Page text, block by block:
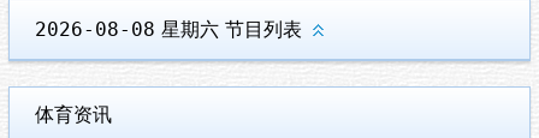
2026-08-08 星期六 节目列表
体育资讯